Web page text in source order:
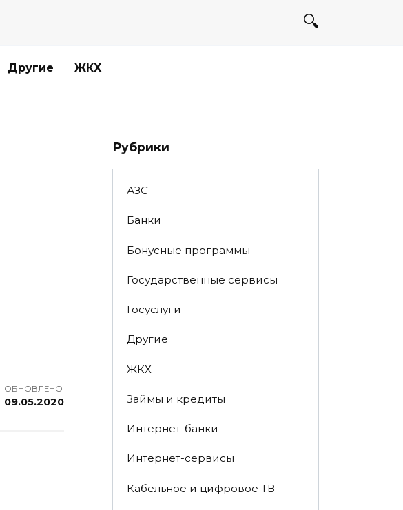
Другие ЖКХ
ОБНОВЛЕНО
09.05.2020
Рубрики
АЗС
Банки
Бонусные программы
Государственные сервисы
Госуслуги
Другие
ЖКХ
Займы и кредиты
Интернет-банки
Интернет-сервисы
Кабельное и цифровое ТВ